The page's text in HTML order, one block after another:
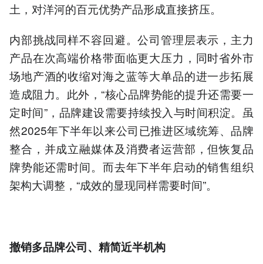
土，对洋河的百元优势产品形成直接挤压。
内部挑战同样不容回避。公司管理层表示，主力
产品在次高端价格带面临更大压力，同时省外市
场地产酒的收缩对海之蓝等大单品的进一步拓展
造成阻力。此外，“核心品牌势能的提升还需要一
定时间”，品牌建设需要持续投入与时间积淀。虽
然2025年下半年以来公司已推进区域统筹、品牌
整合，并成立融媒体及消费者运营部，但恢复品
牌势能还需时间。而去年下半年启动的销售组织
架构大调整，“成效的显现同样需要时间”。
撤销多品牌公司、精简近半机构